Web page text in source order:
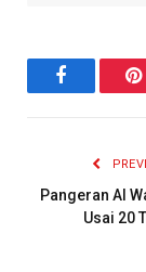
Facebook
Pangeran Al
Usai 20